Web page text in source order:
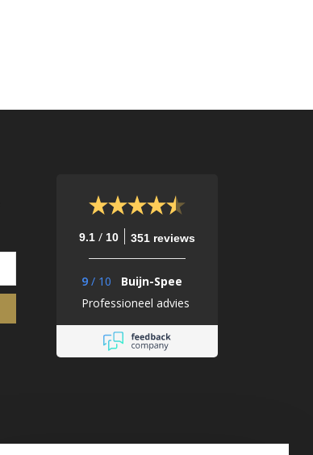
9.1 / 10 351 reviews
9 / 10
Buijn-Spee
Professioneel advies